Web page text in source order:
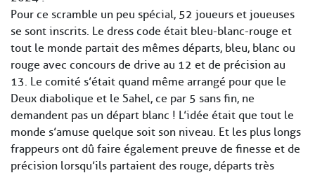
Pour ce scramble un peu spécial, 52 joueurs et joueuses
se sont inscrits. Le dress code était bleu-blanc-rouge et
tout le monde partait des mêmes départs, bleu, blanc ou
rouge avec concours de drive au 12 et de précision au
13. Le comité s’était quand même arrangé pour que le
Deux diabolique et le Sahel, ce par 5 sans fin, ne
demandent pas un départ blanc ! L’idée était que tout le
monde s’amuse quelque soit son niveau. Et les plus longs
frappeurs ont dû faire également preuve de finesse et de
précision lorsqu’ils partaient des rouge, départs très